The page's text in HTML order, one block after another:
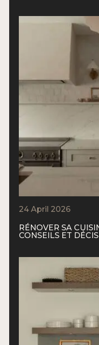
24 April 2026
RÉNOVER SA
CONSEILS ET